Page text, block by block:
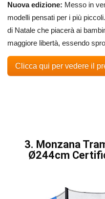
Nuova edizione: Messo in
modelli pensati per i più
di Natale che piacerà ai
maggiore libertà, essendo
Clicca qui per vedere il
3. Monzana
Ø244cm